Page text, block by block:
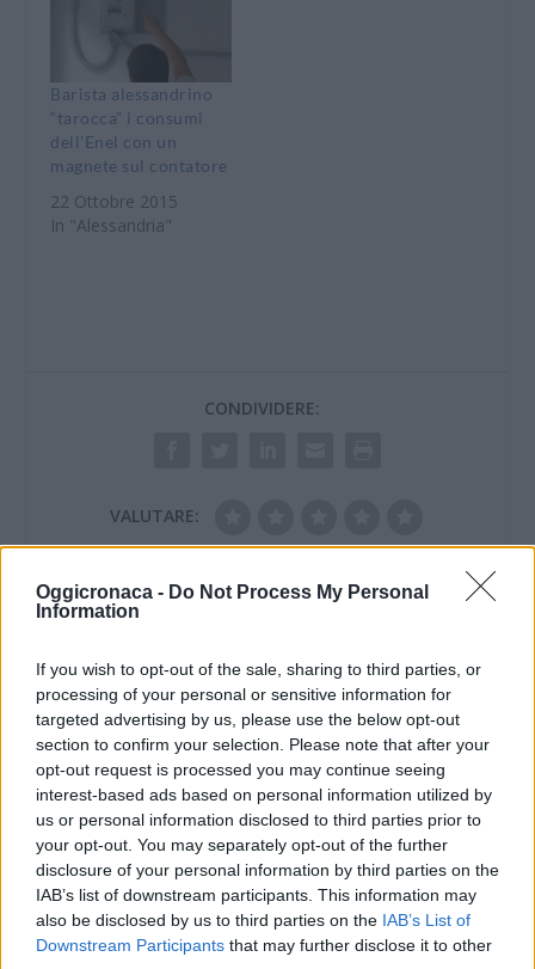
Oggicronaca - Do Not Process My Personal
Information
If you wish to opt-out of the sale, sharing to third parties, or
processing of your personal or sensitive information for
targeted advertising by us, please use the below opt-out
section to confirm your selection. Please note that after your
opt-out request is processed you may continue seeing
interest-based ads based on personal information utilized by
us or personal information disclosed to third parties prior to
your opt-out. You may separately opt-out of the further
disclosure of your personal information by third parties on the
IAB’s list of downstream participants. This information may
also be disclosed by us to third parties on the IAB’s List of
Downstream Participants that may further disclose it to other
Barista alessandrino
“tarocca” i consumi
dell’Enel con un
magnete sul contatore
22 Ottobre 2015
In "Alessandria"
CONDIVIDERE:
VALUTARE: